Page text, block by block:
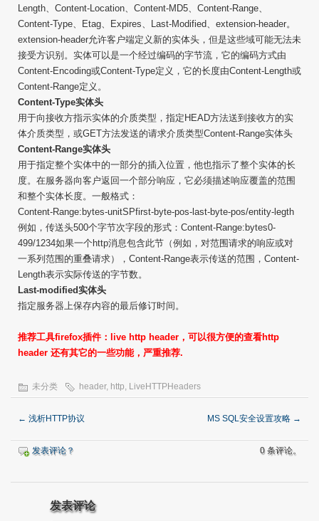
Length、Content-Location、Content-MD5、Content-Range、
Content-Type、Etag、Expires、Last-Modified、extension-header。
extension-header允许客户端定义新的实体头，但是这些域可能无法未
接受方识别。实体可以是一个经过编码的字节流，它的编码方式由
Content-Encoding或Content-Type定义，它的长度由Content-Length或
Content-Range定义。
Content-Type实体头
用于向接收方指示实体的介质类型，指定HEAD方法送到接收方的实
体介质类型，或GET方法发送的请求介质类型Content-Range实体头
Content-Range实体头
用于指定整个实体中的一部分的插入位置，他也指示了整个实体的长
度。在服务器向客户返回一个部分响应，它必须描述响应覆盖的范围
和整个实体长度。一般格式：
Content-Range:bytes-unitSPfirst-byte-pos-last-byte-pos/entity-legth
例如，传送头500个字节次字段的形式：Content-Range:bytes0-
499/1234如果一个http消息包含此节（例如，对范围请求的响应或对
一系列范围的重叠请求），Content-Range表示传送的范围，Content-
Length表示实际传送的字节数。
Last-modified实体头
指定服务器上保存内容的最后修订时间。
推荐工具firefox插件：live http header，可以很方便的查看http
header 还有其它的一些功能，严重推荐.
未分类 header, http, LiveHTTPHeaders
← 浅析HTTP协议 MS SQL安全设置攻略 →
发表评论？ 0 条评论。
发表评论